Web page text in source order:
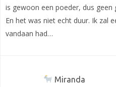
is gewoon een poeder, dus
En het was niet echt duur. Ik zal
vandaan had…
Miranda